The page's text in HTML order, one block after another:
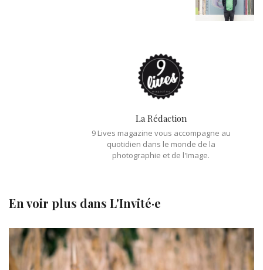
La Rédaction
9 Lives magazine vous accompagne au
quotidien dans le monde de la
photographie et de l'Image.
En voir plus dans L'Invité·e